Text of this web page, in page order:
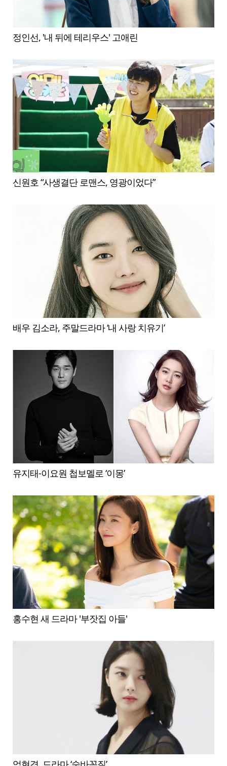
정인선, '내 뒤에 테리우스' 고애린
신원호 “사생결단 로맨스, 영광이었다”
배우 김소라, 주말드라마 ‘내 사랑 치유기’
유지태-이요원 첩보멜로 ‘이몽’
홍수현 새 드라마 '부잣집 아들'